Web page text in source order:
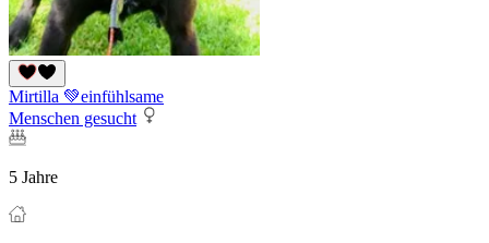
Mirtilla 💚einfühlsame
Menschen gesucht
5 Jahre